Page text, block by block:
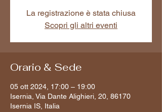
La registrazione è stata chiusa
Scopri gli altri eventi
Orario & Sede
05 ott 2024, 17:00 – 19:00
Isernia, Via Dante Alighieri, 20, 86170
Isernia IS, Italia